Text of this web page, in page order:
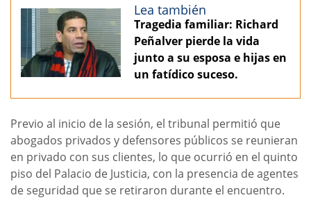
Lea también
Tragedia familiar: Richard
Peñalver pierde la vida
junto a su esposa e hijas en
un fatídico suceso.
Previo al inicio de la sesión, el tribunal permitió que
abogados privados y defensores públicos se reunieran
en privado con sus clientes, lo que ocurrió en el quinto
piso del Palacio de Justicia, con la presencia de agentes
de seguridad que se retiraron durante el encuentro.